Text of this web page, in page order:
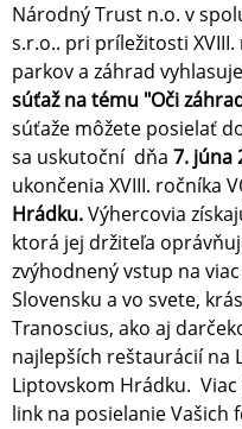
Národný Trust n.o. v
s.r.o.. pri príležitosti
parkov a záhrad
súťaž na tému "Oči
súťaže môžete posielať
sa uskutoční dňa 7. júna
ukončenia XVIII. ročníka
Hrádku.Výhercovia
ktorá jej držiteľa
zvýhodnený vstup na
Slovensku a vo svete,
Tranoscius, ako aj
najlepších reštaurácií na
Liptovskom Hrádku.
link na posielanie Vašich